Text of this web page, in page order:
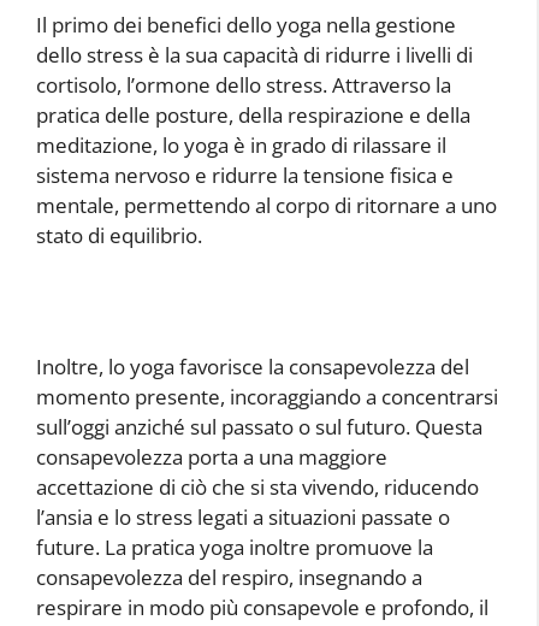
Il primo dei benefici dello yoga nella gestione
dello stress è la sua capacità di ridurre i livelli di
cortisolo, l’ormone dello stress. Attraverso la
pratica delle posture, della respirazione e della
meditazione, lo yoga è in grado di rilassare il
sistema nervoso e ridurre la tensione fisica e
mentale, permettendo al corpo di ritornare a uno
stato di equilibrio.
Inoltre, lo yoga favorisce la consapevolezza del
momento presente, incoraggiando a concentrarsi
sull’oggi anziché sul passato o sul futuro. Questa
consapevolezza porta a una maggiore
accettazione di ciò che si sta vivendo, riducendo
l’ansia e lo stress legati a situazioni passate o
future. La pratica yoga inoltre promuove la
consapevolezza del respiro, insegnando a
respirare in modo più consapevole e profondo, il